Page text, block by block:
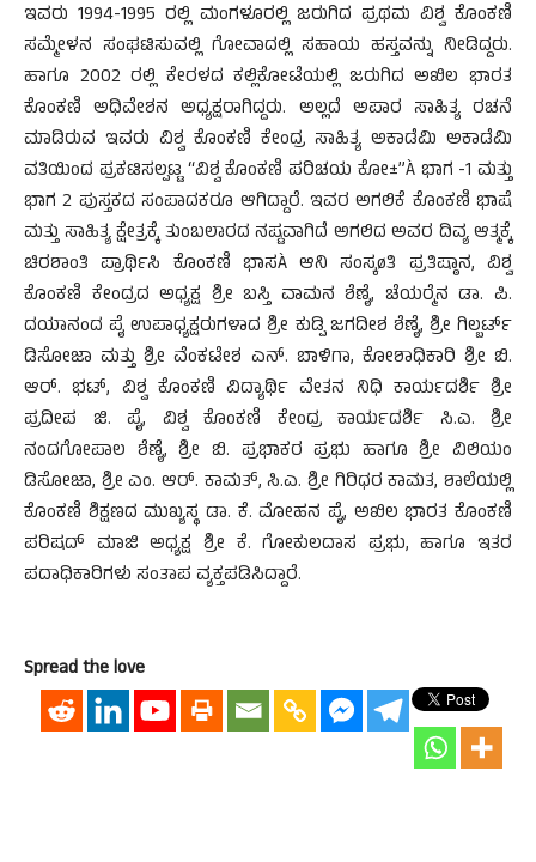
ಇವರು 1994-1995 ರಲ್ಲಿ ಮಂಗಳೂರಲ್ಲಿ ಜರುಗಿದ ಪ್ರಥಮ ವಿಶ್ವ ಕೊಂಕಣಿ
ಸಮ್ಮೇಳನ ಸಂಘಟಿಸುವಲ್ಲಿ ಗೋವಾದಲ್ಲಿ ಸಹಾಯ ಹಸ್ತವನ್ನು ನೀಡಿದ್ದರು.
ಹಾಗೂ 2002 ರಲ್ಲಿ ಕೇರಳದ ಕಲ್ಲಿಕೋಟೆಯಲ್ಲಿ ಜರುಗಿದ ಅಖಿಲ ಭಾರತ
ಕೊಂಕಣಿ ಅಧಿವೇಶನ ಅಧ್ಯಕ್ಷರಾಗಿದ್ದರು. ಅಲ್ಲದೆ ಅಪಾರ ಸಾಹಿತ್ಯ ರಚನೆ
ಮಾಡಿರುವ ಇವರು ವಿಶ್ವ ಕೊಂಕಣಿ ಕೇಂದ್ರ ಸಾಹಿತ್ಯ ಅಕಾಡೆಮಿ ಅಕಾಡೆಮಿ
ವತಿಯಿಂದ ಪ್ರಕಟಿಸಲ್ಪಟ್ಟ “ವಿಶ್ವ ಕೊಂಕಣಿ ಪರಿಚಯ ಕೋ±”À ಭಾಗ -1 ಮತ್ತು
ಭಾಗ 2 ಪುಸ್ತಕದ ಸಂಪಾದಕರೂ ಆಗಿದ್ದಾರೆ. ಇವರ ಅಗಲಿಕೆ ಕೊಂಕಣಿ ಭಾಷೆ
ಮತ್ತು ಸಾಹಿತ್ಯ ಕ್ಷೇತ್ರಕ್ಕೆ ತುಂಬಲಾರದ ನಷ್ಟವಾಗಿದೆ ಅಗಲಿದ ಅವರ ದಿವ್ಯ ಆತ್ಮಕ್ಕೆ
ಚಿರಶಾಂತಿ ಪ್ರಾರ್ಥಿಸಿ ಕೊಂಕಣಿ ಭಾಸÀ ಆನಿ ಸಂಸ್ಕøತಿ ಪ್ರತಿಷ್ಠಾನ, ವಿಶ್ವ
ಕೊಂಕಣಿ ಕೇಂದ್ರದ ಅಧ್ಯಕ್ಷ ಶ್ರೀ ಬಸ್ತಿ ವಾಮನ ಶೆಣೈ, ಚೆಯರ್‍ಮೆನ ಡಾ. ಪಿ.
ದಯಾನಂದ ಪೈ ಉಪಾಧ್ಯಕ್ಷರುಗಳಾದ ಶ್ರೀ ಕುಡ್ಪಿ ಜಗದೀಶ ಶೆಣೈ, ಶ್ರೀ ಗಿಲ್ಬರ್ಟ್
ಡಿಸೋಜಾ ಮತ್ತು ಶ್ರೀ ವೆಂಕಟೇಶ ಎನ್. ಬಾಳಿಗಾ, ಕೋಶಾಧಿಕಾರಿ ಶ್ರೀ ಬಿ.
ಆರ್. ಭಟ್, ವಿಶ್ವ ಕೊಂಕಣಿ ವಿದ್ಯಾರ್ಥಿ ವೇತನ ನಿಧಿ ಕಾರ್ಯದರ್ಶಿ ಶ್ರೀ
ಪ್ರದೀಪ ಜಿ. ಪೈ, ವಿಶ್ವ ಕೊಂಕಣಿ ಕೇಂದ್ರ ಕಾರ್ಯದರ್ಶಿ ಸಿ.ಎ. ಶ್ರೀ
ನಂದಗೋಪಾಲ ಶೆಣೈ, ಶ್ರೀ ಬಿ. ಪ್ರಭಾಕರ ಪ್ರಭು ಹಾಗೂ ಶ್ರೀ ವಿಲಿಯಂ
ಡಿಸೋಜಾ, ಶ್ರೀ ಎಂ. ಆರ್. ಕಾಮತ್, ಸಿ.ಎ. ಶ್ರೀ ಗಿರಿಧರ ಕಾಮತ, ಶಾಲೆಯಲ್ಲಿ
ಕೊಂಕಣಿ ಶಿಕ್ಷಣದ ಮುಖ್ಯಸ್ಥ ಡಾ. ಕೆ. ಮೋಹನ ಪೈ, ಅಖಿಲ ಭಾರತ ಕೊಂಕಣಿ
ಪರಿಷದ್ ಮಾಜಿ ಅಧ್ಯಕ್ಷ ಶ್ರೀ ಕೆ. ಗೋಕುಲದಾಸ ಪ್ರಭು, ಹಾಗೂ ಇತರ
ಪದಾಧಿಕಾರಿಗಳು ಸಂತಾಪ ವ್ಯಕ್ತಪಡಿಸಿದ್ದಾರೆ.
Spread the love